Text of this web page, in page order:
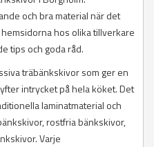
och bra material när det
hos olika tillverkare
tips och goda råd.
träbänkskivor som ger en
intrycket på hela köket. Det
laminatmaterial och
rostfria bänkskivor,
Varje